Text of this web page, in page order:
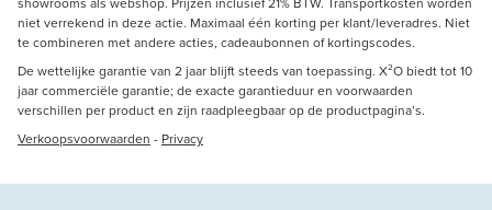
niet verrekend in deze actie. Maximaal één korting per klant/leveradres. Niet
te combineren met andere acties, cadeaubonnen of kortingscodes.
De wettelijke garantie van 2 jaar blijft steeds van toepassing. X²O biedt tot 10
jaar commerciële garantie; de exacte garantieduur en voorwaarden
verschillen per product en zijn raadpleegbaar op de productpagina’s.
Verkoopsvoorwaarden - Privacy